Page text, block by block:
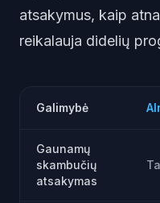
atsakymus, kaip
reikalauja didelių
Galimybė
Gaunamų
skambučių
atsakymas